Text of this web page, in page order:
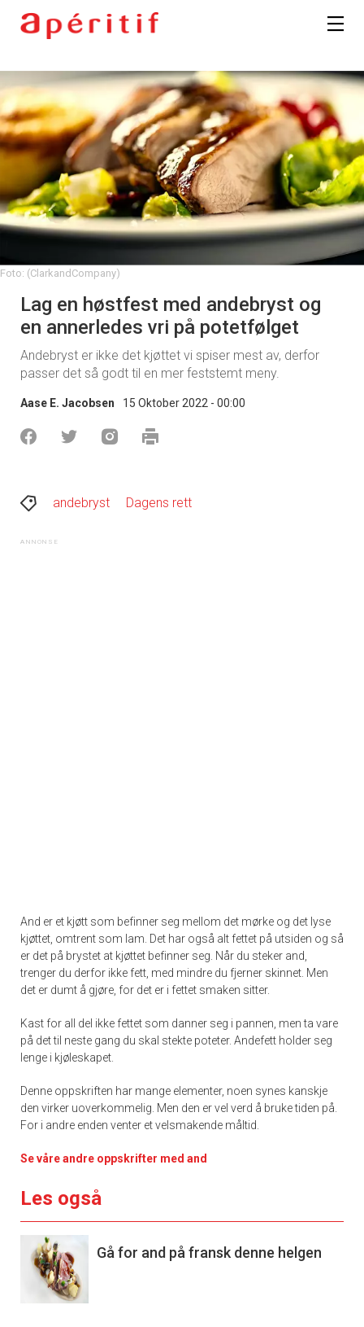
Foto: (ClarkandCompany)
Lag en høstfest med andebryst og
en annerledes vri på potetfølget
Andebryst er ikke det kjøttet vi spiser mest av, derfor
passer det så godt til en mer feststemt meny.
Aase E. Jacobsen 15 Oktober 2022 - 00:00
andebryst Dagens rett
And er et kjøtt som befinner seg mellom det mørke og det lyse
kjøttet, omtrent som lam. Det har også alt fettet på utsiden og så
er det på brystet at kjøttet befinner seg. Når du steker and,
trenger du derfor ikke fett, med mindre du fjerner skinnet. Men
det er dumt å gjøre, for det er i fettet smaken sitter.
Kast for all del ikke fettet som danner seg i pannen, men ta vare
på det til neste gang du skal stekte poteter. Andefett holder seg
lenge i kjøleskapet.
Denne oppskriften har mange elementer, noen synes kanskje
den virker uoverkommelig. Men den er vel verd å bruke tiden på.
For i andre enden venter et velsmakende måltid.
Se våre andre oppskrifter med and
Les også
Gå for and på fransk denne helgen